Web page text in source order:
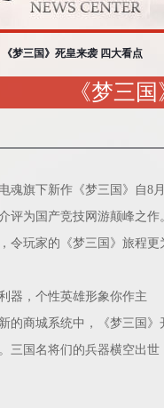
《梦三国》死皇来袭 四大看点
《梦三
旗下新作《梦三国》自8月
评为国产竞技网游颠峰之
令玩家的《梦三国》旅程更
，个性英雄形象你作主
商城系统中，《梦三国》
三国名将们的兵器横空出